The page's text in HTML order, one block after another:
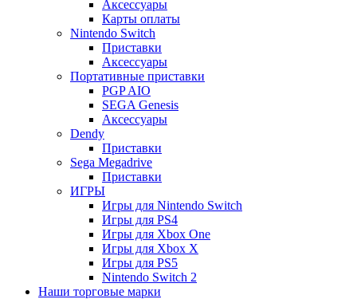
Аксессуары
Карты оплаты
Nintendo Switch
Приставки
Аксессуары
Портативные приставки
PGP AIO
SEGA Genesis
Аксессуары
Dendy
Приставки
Sega Megadrive
Приставки
ИГРЫ
Игры для Nintendo Switch
Игры для PS4
Игры для Xbox One
Игры для Xbox X
Игры для PS5
Nintendo Switch 2
Наши торговые марки